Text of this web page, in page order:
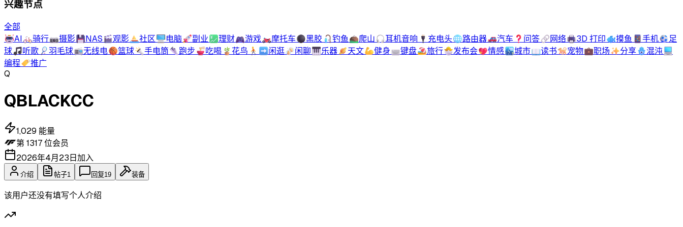
兴趣节点
全部
🤖AI🚲骑行📷摄影💾NAS🎬观影⛵社区🖥️电脑🚀副业💹理财🎮游戏🏍️摩托车⚫黑胶 🎣钓鱼⛰️爬山🎧耳机音响 🔌 充电头🌐路由器🚗汽车 ❓ 问答🔗网络🖨️3D 打印🐟摸鱼 📱手机⚽足
球🎵听歌 🏸羽毛球📻无线电🏀篮球🔦手电筒👟跑步🍜吃喝 🪴 花鸟 🚶‍➡️闲逛🍻闲聊🎹乐器🪐天文💪健身⌨️键盘🏖️旅行🐣发布会💖情感🏙️城市📖读书🐕宠物💼职场✨分享🪬混沌💻
编程🏷️推广
Q
QBLACKCC
1,029 能量
第1317位会员
2026年4月23日加入
介绍 帖子1 回复 19 装备
该用户还没有填写个人介绍